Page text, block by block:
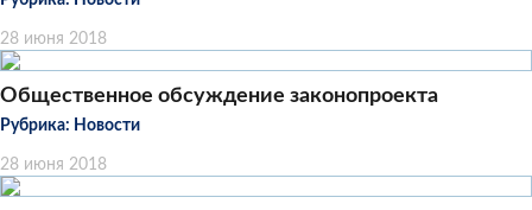
28 июня 2018
Общественное обсуждение законопроекта
Рубрика: Новости
28 июня 2018